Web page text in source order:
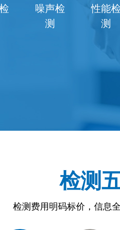
噪声检
性能检
检测
检测费用明码标价，信息